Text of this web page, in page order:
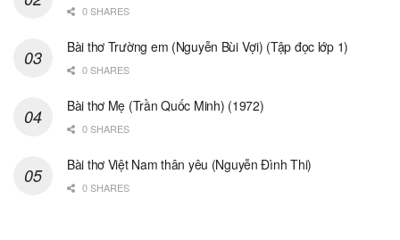
0 SHARES
Bài thơ Trường em (Nguyễn Bùi Vợi) (Tập đọc lớp 1)
0 SHARES
Bài thơ Mẹ (Trần Quốc Minh) (1972)
0 SHARES
Bài thơ Việt Nam thân yêu (Nguyễn Đình Thi)
0 SHARES